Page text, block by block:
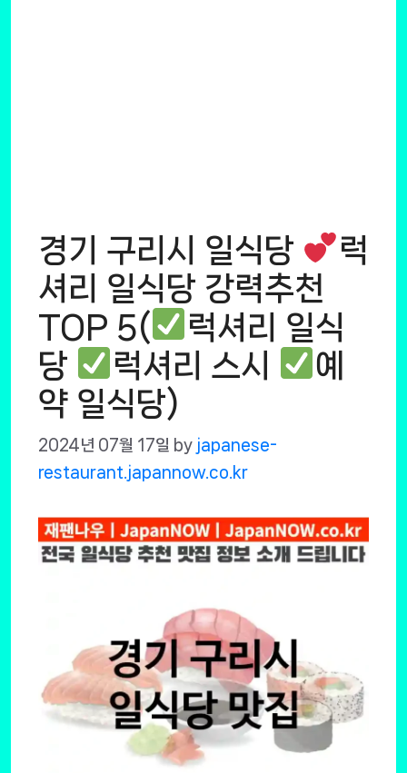
경기 구리시 일식당
럭
셔리 일식당 강력추천
TOP 5(
럭셔리 일식
당
럭셔리 스시
예
약 일식당)
2024년 07월 17일 by japanese-
restaurant.japannow.co.kr